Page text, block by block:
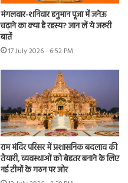
मंगलवार-शनिवार हनुमान पूजा में जनेऊ
चढ़ाने का क्या है रहस्य? जान लें ये जरूरी
बातें
17 July 2026 - 6:52 PM
राम मंदिर परिसर में प्रशासनिक बदलाव की
तैयारी, व्यवस्थाओं को बेहतर बनाने के लिए
नई टीमों के गठन पर जोर